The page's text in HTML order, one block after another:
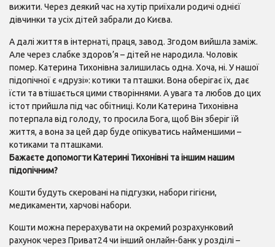
вижити. Через деякий час на хутір приїхали родичі однієї
дівчинки та усіх дітей забрали до Києва.
А далі життя в інтернаті, праця, завод. Згодом вийшла заміж.
Але через слабке здоров’я – дітей не народила. Чоловік
помер. Катерина Тихонівна залишилась одна. Хоча, ні. У нашої
підопічної є «друзі»: котики та пташки. Вона оберігає їх, дає
їсти та втішається цими створіннями. А увага та любов до цих
істот прийшла під час обітниці. Коли Катерина Тихонівна
потерпала від голоду, то просила Бога, щоб Він зберіг їй
життя, а вона за цей дар буде опікуватись найменшими –
котиками та пташками.
Бажаєте допомогти Катерині Тихонівні та іншим нашим
підопічним?
Кошти будуть скеровані на підгузки, набори гігієни,
медикаменти, харчові набори.
Кошти можна перерахувати на окремий розрахунковий
рахунок через Приват24 чи інший онлайн-банк у розділі –